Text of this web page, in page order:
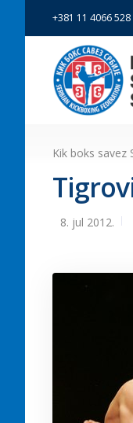
+381 11 4066 528
Kik boks savez
8. jul 2012.